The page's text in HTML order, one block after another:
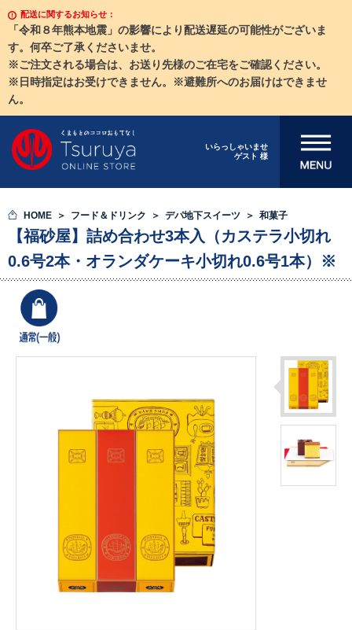
配送に関するお知らせ：
「令和８年熊本地震」の影響により配送遅延の可能性がございま
す。何卒ご了承くださいませ。
※ご注文される場合は、お送り先様のご在宅をご確認ください。
※日時指定はお受けできません。※避難所へのお届けはできませ
ん。
いらっしゃいませ
ゲスト 様
メニューを開
HOME フード＆ドリンク デパ地下スイーツ 和菓子
【福砂屋】詰め合わせ3本入（カステラ小切れ
0.6号2本・オランダケーキ小切れ0.6号1本）※